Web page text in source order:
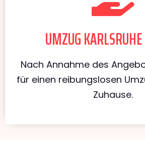
UMZUG
Nach Annahme des
für einen reibungslosen
Zuhause.